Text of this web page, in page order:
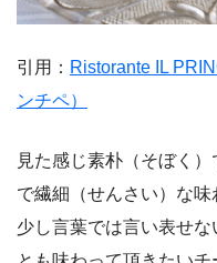
引用： Ristorante IL
ンチペ）
見た感じ素朴（そぼく
で繊細（せんさい）な味
少し言葉では言い表せ